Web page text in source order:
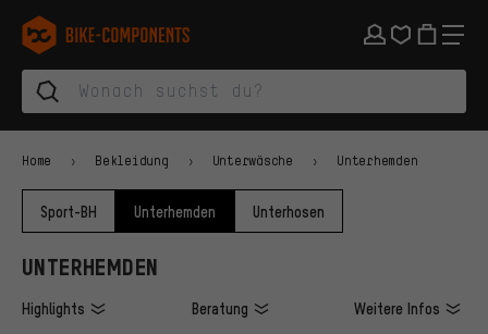
Zur Hauptnavigation springen
Zur Kategorienavigation springen
Zum Inhalt springen
Zu Marken und Newsletter springen
Zur Fußzeile springen
bike-components.de Startseite
Home Bekleidung Unterwäsche Unterhemden
Sport-BH Unterhemden Unterhosen
UNTERHEMDEN
Highlights Beratung Weitere Infos